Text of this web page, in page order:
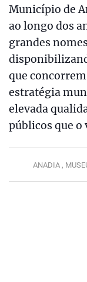
Município de
ao longo dos
grandes
que
estratégia
elevada
públicos que o
ANADIA ,